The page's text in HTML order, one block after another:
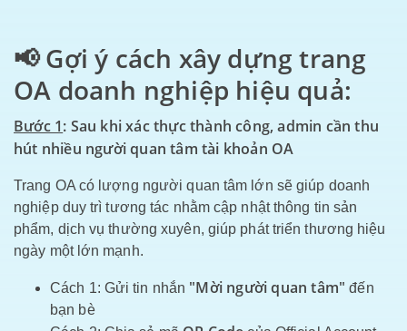
📢 Gợi ý cách xây dựng trang
OA doanh nghiệp hiệu quả:
Bước 1: Sau khixác thực thành công, admin cần thu
hút nhiều người quan tâm tài khoản OA
Trang OA có lượng người quan tâm lớn sẽ giúp doanh
nghiệp duy trì tương tác nhằm cập nhật thông tin sản
phẩm, dịch vụ thường xuyên, giúp phát triển thương hiệu
ngày một lớn mạnh.
Cách 1: Gửi tin nhắn "Mời người quan tâm" đến
bạn bè